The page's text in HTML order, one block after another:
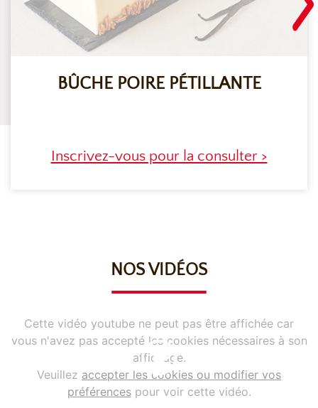
BÛCHE POIRE PÉTILLANTE
Inscrivez-vous pour la consulter >
NOS VIDÉOS
Cette vidéo youtube ne peut pas être affichée car
vous n'avez pas accepté les cookies nécessaires à son
affichage.
Veuillez accepter les cookies ou modifier vos
préférencespour voir cette vidéo.